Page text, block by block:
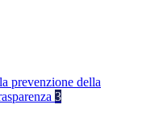
prevenzione della
3